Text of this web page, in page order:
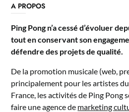
A PROPOS
Ping Pong n’a cessé d’évoluer
tout en conservant son
défendre des projets de qualité.
De la promotion musicale (web,
principalement pour les artistes
France, les activités de Ping Pong
faire une agence de marketing